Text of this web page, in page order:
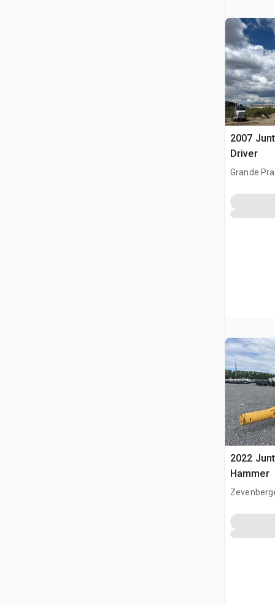
2007
Driver
Grande
2022
Hammer